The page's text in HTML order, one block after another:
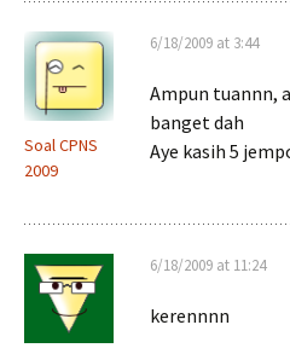
Soal CPNS
2009
6/18/2009 at 3:44
Ampun tuannn,
banget dah
Aye kasih 5
6/18/2009 at 11:24
kerennnn